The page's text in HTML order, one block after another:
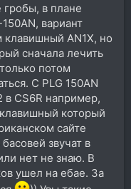
У плг карты
в плане
вариант
клавишный AN1X, но
сначала лечить
потом
С PLG 150AN
в CS6R например,
который
сайте
звучат в
нет не знаю. В
ушел на ебае. За